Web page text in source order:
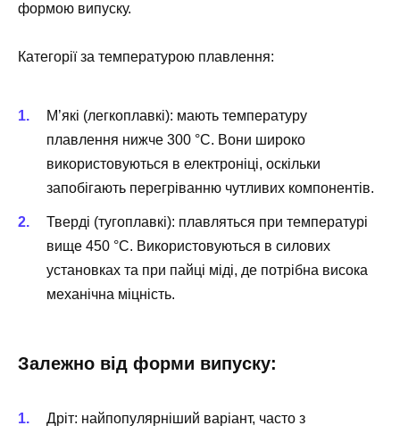
формою випуску.
Категорії за температурою плавлення:
М’які (легкоплавкі): мають температуру
плавлення нижче 300 °C. Вони широко
використовуються в електроніці, оскільки
запобігають перегріванню чутливих компонентів.
Тверді (тугоплавкі): плавляться при температурі
вище 450 °C. Використовуються в силових
установках та при пайці міді, де потрібна висока
механічна міцність.
Залежно від форми випуску:
Дріт: найпопулярніший варіант, часто з